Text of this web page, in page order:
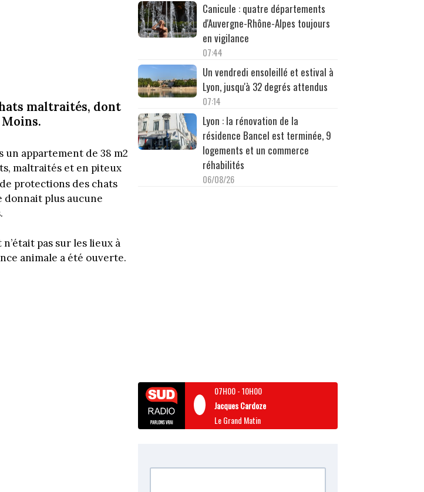
maltraités, dont
appartement de 38 m2
maltraités et en piteux
protections des chats
plus aucune
n’était pas sur les lieux à
animale a été ouverte.
Canicule : quatre départements
d'Auvergne-Rhône-Alpes toujours
en vigilance
07:44
Un vendredi ensoleillé et estival à
Lyon, jusqu'à 32 degrés attendus
07:14
Lyon : la rénovation de la
résidence Bancel est terminée, 9
logements et un commerce
réhabilités
06/08/26
07H00-10H00
Jacques Cardoze
Le Grand Matin